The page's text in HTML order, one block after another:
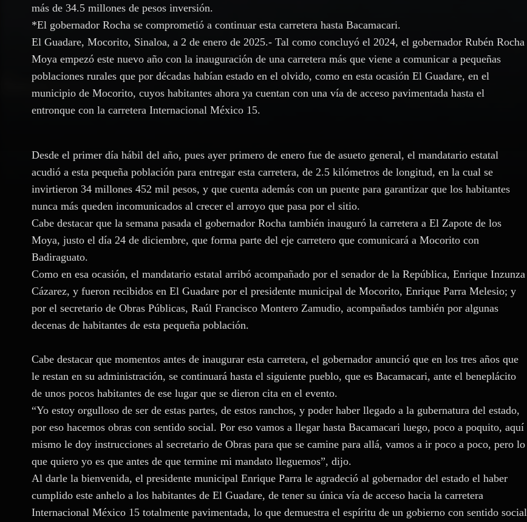
más de 34.5 millones de pesos inversión.
*El gobernador Rocha se comprometió a continuar esta carretera hasta Bacamacari.
El Guadare, Mocorito, Sinaloa, a 2 de enero de 2025.- Tal como concluyó el 2024, el gobernador Rubén Rocha
Moya empezó este nuevo año con la inauguración de una carretera más que viene a comunicar a pequeñas
poblaciones rurales que por décadas habían estado en el olvido, como en esta ocasión El Guadare, en el
municipio de Mocorito, cuyos habitantes ahora ya cuentan con una vía de acceso pavimentada hasta el
entronque con la carretera Internacional México 15.
Desde el primer día hábil del año, pues ayer primero de enero fue de asueto general, el mandatario estatal
acudió a esta pequeña población para entregar esta carretera, de 2.5 kilómetros de longitud, en la cual se
invirtieron 34 millones 452 mil pesos, y que cuenta además con un puente para garantizar que los habitantes
nunca más queden incomunicados al crecer el arroyo que pasa por el sitio.
Cabe destacar que la semana pasada el gobernador Rocha también inauguró la carretera a El Zapote de los
Moya, justo el día 24 de diciembre, que forma parte del eje carretero que comunicará a Mocorito con
Badiraguato.
Como en esa ocasión, el mandatario estatal arribó acompañado por el senador de la República, Enrique Inzunza
Cázarez, y fueron recibidos en El Guadare por el presidente municipal de Mocorito, Enrique Parra Melesio; y
por el secretario de Obras Públicas, Raúl Francisco Montero Zamudio, acompañados también por algunas
decenas de habitantes de esta pequeña población.
Cabe destacar que momentos antes de inaugurar esta carretera, el gobernador anunció que en los tres años que
le restan en su administración, se continuará hasta el siguiente pueblo, que es Bacamacari, ante el beneplácito
de unos pocos habitantes de ese lugar que se dieron cita en el evento.
“Yo estoy orgulloso de ser de estas partes, de estos ranchos, y poder haber llegado a la gubernatura del estado,
por eso hacemos obras con sentido social. Por eso vamos a llegar hasta Bacamacari luego, poco a poquito, aquí
mismo le doy instrucciones al secretario de Obras para que se camine para allá, vamos a ir poco a poco, pero lo
que quiero yo es que antes de que termine mi mandato lleguemos”, dijo.
Al darle la bienvenida, el presidente municipal Enrique Parra le agradeció al gobernador del estado el haber
cumplido este anhelo a los habitantes de El Guadare, de tener su única vía de acceso hacia la carretera
Internacional México 15 totalmente pavimentada, lo que demuestra el espíritu de un gobierno con sentido social